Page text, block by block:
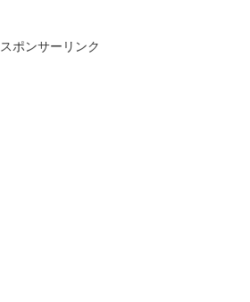
スポンサーリンク